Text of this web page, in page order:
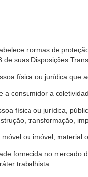
normas de
de suas Disposições
física ou jurídica que
a consumidor a
física ou jurídica,
transformação,
ou imóvel, material
fornecida no mercado
trabalhista.